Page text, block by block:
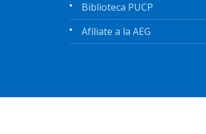
Biblioteca PUCP
Afíliate a la AEG